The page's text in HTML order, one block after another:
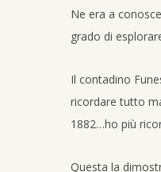
Ne era a
grado di
Il contadino
ricordare tutto
1882…ho più
Questa la